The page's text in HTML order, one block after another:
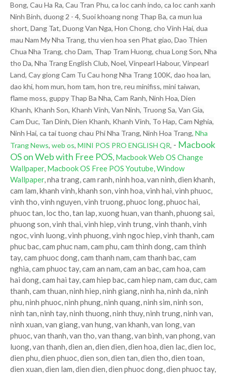
Bong, Cau Ha Ra, Cau Tran Phu, ca loc canh indo, ca loc canh xanh
Ninh Binh, duong 2 - 4, Suoi khoang nong Thap Ba, ca mun lua
short, Dang Tat, Duong Van Nga, Hon Chong, cho Vinh Hai, dua
mau Nam My Nha Trang, thu vien hoa sen Phat giao, Dao Thien
Chua Nha Trang, cho Dam, Thap Tram Huong, chua Long Son, Nha
tho Da, Nha Trang English Club, Noel, Vinpearl Habour, Vinpearl
Land, Cay giong Cam Tu Cau hong Nha Trang 100K, dao hoa lan,
dao khi, hom mun, hom tam, hon tre, reu minifiss, mini taiwan,
flame moss, guppy Thap Ba Nha, Cam Ranh, Ninh Hoa, Dien
Khanh, Khanh Son, Khanh Vinh, Van Ninh, Truong Sa, Van Gia,
Cam Duc, Tan Dinh, Dien Khanh, Khanh Vinh, To Hap, Cam Nghia,
Ninh Hai, ca tai tuong chau Phi Nha Trang, Ninh Hoa Trang, Nha
Trang News, web os, MINI POS PRO ENGLISH QR, - Macbook
OS on Web with Free POS, Macbook Web OS Change
Wallpaper, Macbook OS Free POS Youtube,Window
Wallpaper, nha trang, cam ranh, ninh hoa, van ninh, dien khanh,
cam lam, khanh vinh, khanh son, vinh hoa, vinh hai, vinh phuoc,
vinh tho, vinh nguyen, vinh truong, phuoc long, phuoc hai,
phuoc tan, loc tho, tan lap, xuong huan, van thanh, phuong sai,
phuong son, vinh thai, vinh hiep, vinh trung, vinh thanh, vinh
ngoc, vinh luong, vinh phuong, vinh ngoc hiep, vinh thanh, cam
phuc bac, cam phuc nam, cam phu, cam thinh dong, cam thinh
tay, cam phuoc dong, cam thanh nam, cam thanh bac, cam
nghia, cam phuoc tay, cam an nam, cam an bac, cam hoa, cam
hai dong, cam hai tay, cam hiep bac, cam hiep nam, cam duc, cam
thanh, cam thuan, ninh hiep, ninh giang, ninh ha, ninh da, ninh
phu, ninh phuoc, ninh phung, ninh quang, ninh sim, ninh son,
ninh tan, ninh tay, ninh thuong, ninh thuy, ninh trung, ninh van,
ninh xuan, van giang, van hung, van khanh, van long, van
phuoc, van thanh, van tho, van thang, van binh, van phong, van
luong, van thanh, dien an, dien dien, dien hoa, dien lac, dien loc,
dien phu, dien phuoc, dien son, dien tan, dien tho, dien toan,
dien xuan, dien lam, dien dien, dien phuoc dong, dien phuoc tay,